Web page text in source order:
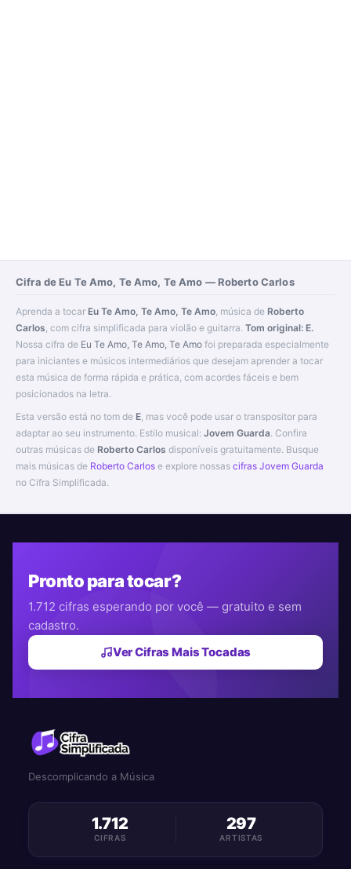
Cifra de Eu Te Amo, Te Amo, Te Amo — Roberto Carlos
Aprenda a tocar Eu Te Amo, Te Amo, Te Amo , música de Roberto
Carlos , com cifra simplificada para violão e guitarra. Tom original: E.
Nossa cifra de Eu Te Amo, Te Amo, Te Amo foi preparada especialmente
para iniciantes e músicos intermediários que desejam aprender a tocar
esta música de forma rápida e prática, com acordes fáceis e bem
posicionados na letra.
Esta versão está no tom de E , mas você pode usar o transpositor para
adaptar ao seu instrumento. Estilo musical: Jovem Guarda. Confira
outras músicas de Roberto Carlos disponíveis gratuitamente. Busque
mais músicas de Roberto Carlos e explore nossas cifras Jovem Guarda
no Cifra Simplificada.
Pronto para tocar?
1.712 cifras esperando por você — gratuito e sem
cadastro.
Ver Cifras Mais Tocadas
Descomplicando a Música
1.712
CIFRAS
297
ARTISTAS